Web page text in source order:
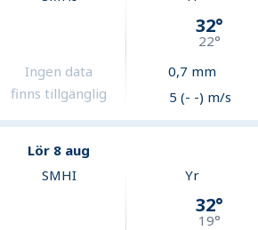
Ingen data
finns tillgänglig
32°
22°
0,7 mm
5 (- -) m/s
Lör 8 aug
SMHI Yr
32°
19°